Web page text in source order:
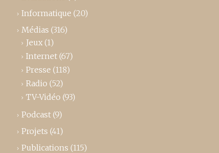
Informatique (20)
Médias (316)
Jeux (1)
Internet (67)
Presse (118)
Radio (52)
TV-Vidéo (93)
Podcast (9)
Projets (41)
Publications (115)